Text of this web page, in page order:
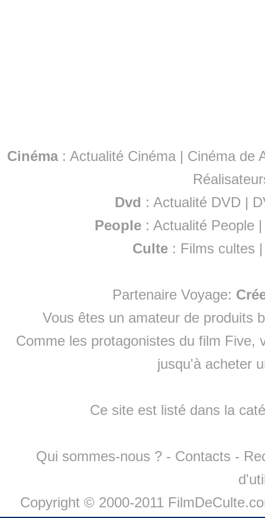
Cinéma: Actualité Cinéma | Cinéma de
Dvd : Actualité DVD |
People :Actualité People
Culte : Films cultes
Partenaire Voyage:
Vous êtes un amateur de produits
Comme les protagonistes du film Five,
jusqu'à acheter
Ce site est listé dans la
Qui sommes-nous ? - Contacts -
Copyright © 2000-2011